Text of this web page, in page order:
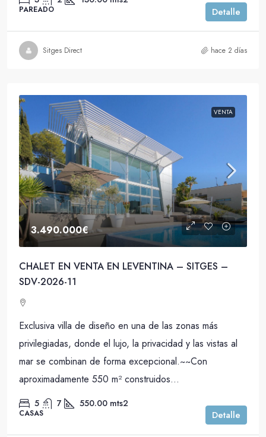
PAREADO Detalle
Sitges Direct hace 2 días
VENTA
3.490.000€
CHALET EN VENTA EN LEVENTINA – SITGES –
SDV-2026-11
Exclusiva villa de diseño en una de las zonas más
privilegiadas, donde el lujo, la privacidad y las vistas al
mar se combinan de forma excepcional.~~Con
aproximadamente 550 m² construidos...
5 7 550.00 mts2
CASAS Detalle